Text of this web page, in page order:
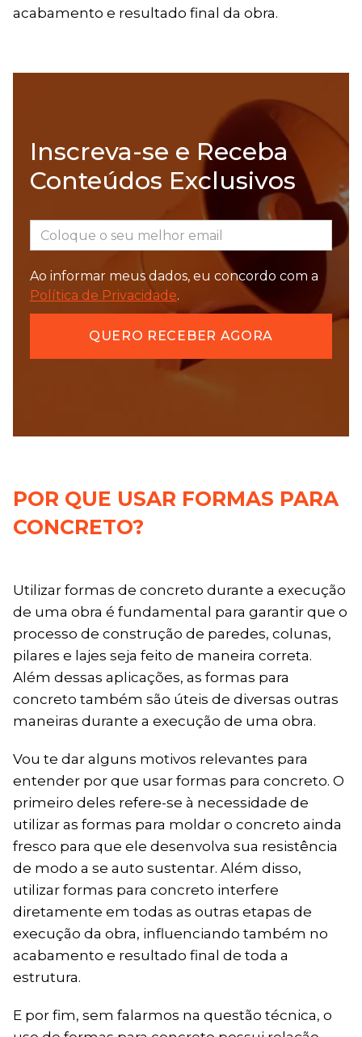
acabamento e resultado final da obra.
Ao informar meus dados, eu concordo com a
Política de Privacidade.
Inscreva-se e Receba
Conteúdos Exclusivos
POR QUE USAR FORMAS PARA
CONCRETO?
Utilizar formas de concreto durante a execução
de uma obra é fundamental para garantir que o
processo de construção de paredes, colunas,
pilares e lajes seja feito de maneira correta.
Além dessas aplicações, as formas para
concreto também são úteis de diversas outras
maneiras durante a execução de uma obra.
Vou te dar alguns motivos relevantes para
entender por que usar formas para concreto. O
primeiro deles refere-se à necessidade de
utilizar as formas para moldar o concreto ainda
fresco para que ele desenvolva sua resistência
de modo a se auto sustentar. Além disso,
utilizar formas para concreto interfere
diretamente em todas as outras etapas de
execução da obra, influenciando também no
acabamento e resultado final de toda a
estrutura.
E por fim, sem falarmos na questão técnica, o